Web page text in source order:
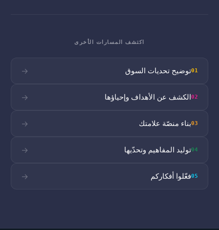
اكتشف المسارات الأخرى
01توضيح تحديات السوق →
02الكشف عن الأهداف وإحياؤها →
03بناء منصّة علامتك →
04توليد المفاهيم وتحدّيها →
05فعّلوا أفكاركم →